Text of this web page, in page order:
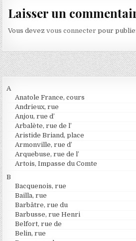
Laisser un
Vous devezvous connecter pour
A
Anatole France, cours
Andrieux, rue
Anjou, rue d’
Arbalète, rue de l’
Aristide Briand, place
Armonville, rue d’
Arquebuse, rue de l’
Artois, Impasse du Comte
B
Bacquenois, rue
Bailla, rue
Barbâtre, rue du
Barbusse, rue Henri
Belfort, rue de
Belin, rue